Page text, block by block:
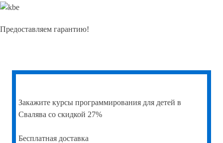
Предоставляем гарантию!
Закажите курсы программирования для детей в
Свалява со скидкой 27%
Бесплатная доставка